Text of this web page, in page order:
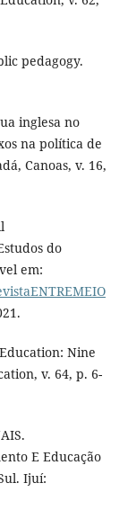
pedagogy.
inglesa no
na política de
Canoas, v. 16,
do
em:
Nine
v. 64, p. 6-
E Educação
Ijuí: